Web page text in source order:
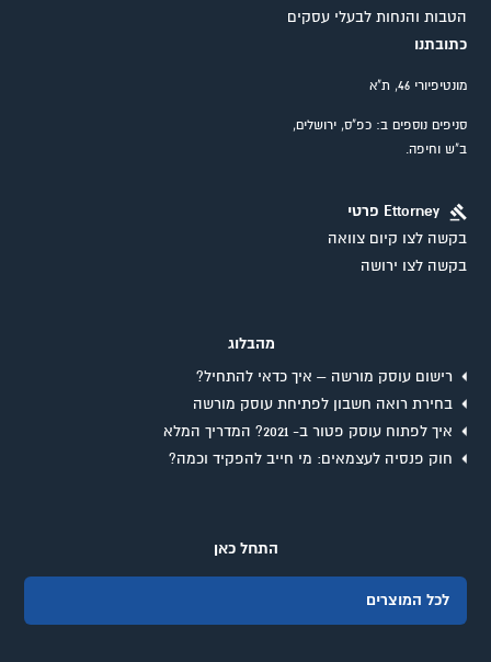
הטבות והנחות לבעלי עסקים
כתובתנו
מונטיפיורי 46, ת"א
סניפים נוספים ב: כפ"ס, ירושלים,
ב"ש וחיפה.
Ettorney פרטי
בקשה לצו קיום צוואה
בקשה לצו ירושה
מהבלוג
רישום עוסק מורשה – איך כדאי להתחיל?
בחירת רואה חשבון לפתיחת עוסק מורשה
איך לפתוח עוסק פטור ב- 2021? המדריך המלא
חוק פנסיה לעצמאים: מי חייב להפקיד וכמה?
התחל כאן
לכל המוצרים